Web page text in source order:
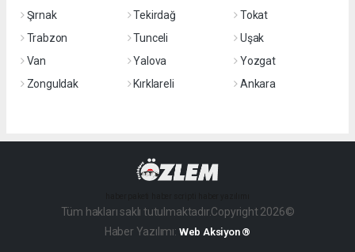
Şırnak
Tekirdağ
Tokat
Trabzon
Tunceli
Uşak
Van
Yalova
Yozgat
Zonguldak
Kırklareli Ankara
Tüm hakları saklı tutulmaktadır.Copyright 2026©
Haber Yazılımı: Web Aksiyon ®